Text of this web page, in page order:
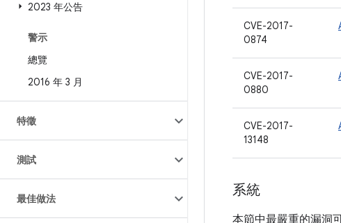
2023 年公告
警示
總覽
2016 年 3 月
特徵
測試
最佳做法
CVE-2017-
0874
CVE-2017-
0880
CVE-2017-
13148
系統
本節中最嚴重的漏洞